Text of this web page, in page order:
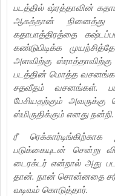
படத்தில் ஷ்ரத்தாவின்
ஆகத்தான் நினைத்து
கதாபாத்திரத்தை
கண்டுபிடிக்க
அளவிற்கு
படத்தின் மொத்த
சதவீதம் வசனங்கள்.
பேசியதற்கும்
ஸ்மிருதிக்கும் எனது நன்றி.
ரீ ரெக்கார்டிங்கிற்காக
படுக்கையுடன் சென்று
டைரக்டர் என்றால் அது
தான். நான் சொன்னதை
வடிவம் கொடுத்தார்.